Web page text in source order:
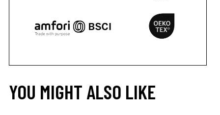
YOU MIGHT ALSO LIKE